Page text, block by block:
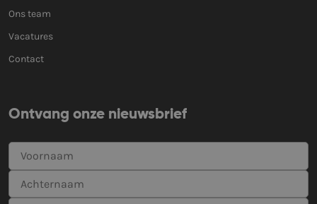
Ons team
Vacatures
Contact
Ontvang onze nieuwsbrief